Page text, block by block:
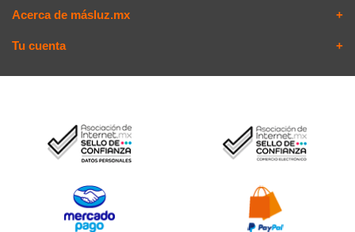
Acerca de másluz.mx
Tu cuenta